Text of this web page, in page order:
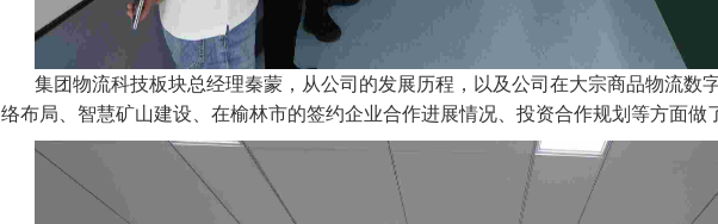
集团物流科技板块总经理秦蒙，从公司的发展历程，以及公司在大宗商品物流数
络布局、智慧矿山建设、在榆林市的签约企业合作进展情况、投资合作规划等方面做